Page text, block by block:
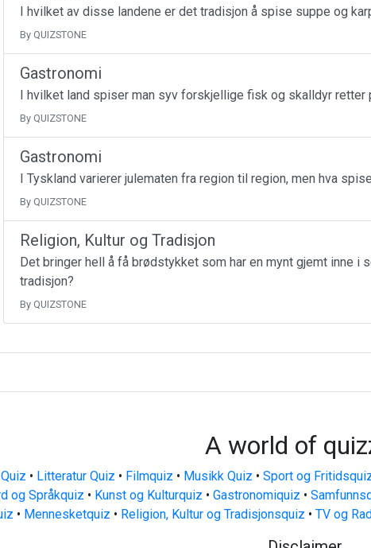
I hvilket av disse landene er det tradisjon å spise suppe og
By QUIZSTONE
Gastronomi
I hvilket land spiser man syv forskjellige fisk og skalldyr retter
By QUIZSTONE
Gastronomi
I Tyskland varierer julematen fra region til region, men hva
By QUIZSTONE
Religion, Kultur og Tradisjon
Det bringer hell å få brødstykket som har en mynt gjemt inne i
tradisjon?
By QUIZSTONE
A world of
• Litteratur Quiz • Filmquiz • Musikk Quiz • Sport og
og Språkquiz • Kunst og Kulturquiz • Gastronomiquiz •
• Mennesketquiz • Religion, Kultur og Tradisjonsquiz • TV og